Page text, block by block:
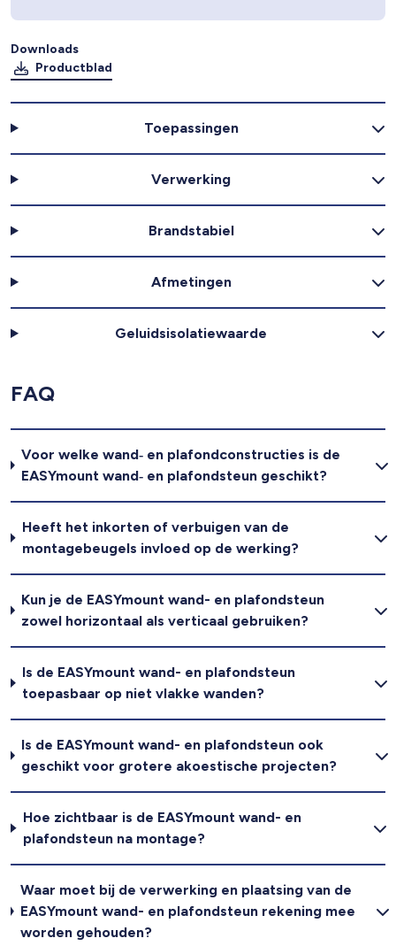
Downloads
Productblad
Toepassingen
Verwerking
Brandstabiel
Afmetingen
Geluidsisolatiewaarde
FAQ
Voor welke wand‑ en plafondconstructies is de
EASYmount wand‑ en plafondsteun geschikt?
Heeft het inkorten of verbuigen van de
montagebeugels invloed op de werking?
Kun je de EASYmount wand- en plafondsteun
zowel horizontaal als verticaal gebruiken?
Is de EASYmount wand- en plafondsteun
toepasbaar op niet vlakke wanden?
Is de EASYmount wand- en plafondsteun ook
geschikt voor grotere akoestische projecten?
Hoe zichtbaar is de EASYmount wand- en
plafondsteun na montage?
Waar moet bij de verwerking en plaatsing van de
EASYmount wand- en plafondsteun rekening mee
worden gehouden?